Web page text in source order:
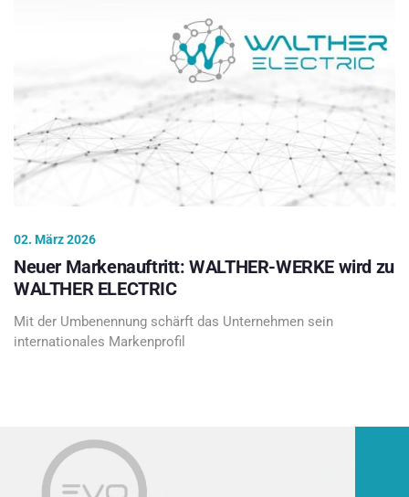
02. März 2026
Neuer Markenauftritt: WALTHER-WERKE wird zu
WALTHER ELECTRIC
Mit der Umbenennung schärft das Unternehmen sein
internationales Markenprofil